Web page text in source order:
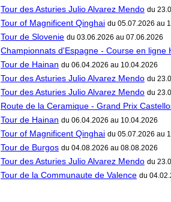
Tour des Asturies Julio Alvarez Mendo du
Tour of Magnificent Qinghai du 05.07.2026 au
Tour de Slovenie du 03.06.2026 au 07.06.2026
Championnats d'Espagne - Course en ligne
Tour de Hainan du 06.04.2026 au 10.04.2026
Tour des Asturies Julio Alvarez Mendo du
Tour des Asturies Julio Alvarez Mendo du
Route de la Ceramique - Grand Prix
Tour de Hainan du 06.04.2026 au 10.04.2026
Tour of Magnificent Qinghai du 05.07.2026 au
Tour de Burgos du 04.08.2026 au 08.08.2026
Tour des Asturies Julio Alvarez Mendo du
Tour de la Communaute de Valence du